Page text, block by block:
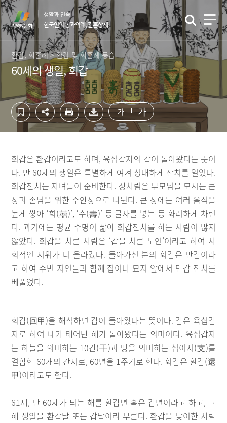
컨
텐
츠
바
기
하
단
영
로
생활과 민속
한국인의 통과의례, 관혼상제
환갑, 회혼례 > 환갑 및 회혼례 풍습
60세의 생일, 회갑
가 가
회갑은 환갑이라고도 하며, 육십갑자의 갑이 돌아왔다는 뜻이
다. 만 60세의 생일은 특별하게 여겨 성대하게 잔치를 열었다.
회갑잔치는 자녀들이 준비한다. 상차림은 부모님을 모시는 큰
상과 손님을 위한 주안상으로 나뉜다. 큰 상에는 여러 음식을
높게 쌓아 ‘희(囍)’, ‘수(壽)’ 등 글자를 넣는 등 화려하게 차린
다. 과거에는 평균 수명이 짧아 회갑잔치를 하는 사람이 많지
않았다. 회갑을 치른 사람은 ‘갑을 치른 노인’이라고 하여 사
회적인 지위가 더 올라갔다. 돌아가신 분의 회갑은 만갑이라
고 하여 주변 지인들과 함께 집이나 묘지 앞에서 만갑 잔치를
베풀었다.
회갑(回甲)을 해석하면 갑이 돌아왔다는 뜻이다. 갑은 육십갑
자로 하여 내가 태어난 해가 돌아왔다는 의미이다. 육십갑자
는 하늘을 의미하는 10간(干)과 땅을 의미하는 십이지(支)를
결합한 60개의 간지로, 60년을 1주기로 한다. 회갑은 환갑(還
甲)이라고도 한다.
61세, 만 60세가 되는 해를 환갑년 혹은 갑년이라고 하고, 그
해 생일을 환갑날 또는 갑날이라 부른다. 환갑을 맞이한 사람